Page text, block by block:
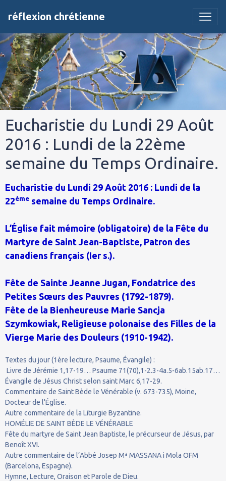
réflexion chrétienne
Eucharistie du Lundi 29 Août
2016 : Lundi de la 22ème
semaine du Temps Ordinaire.
Eucharistie du Lundi 29 Août 2016 : Lundi de la
22ème semaine du Temps Ordinaire.
L’Église fait mémoire (obligatoire) de la Fête du
Martyre de Saint Jean-Baptiste, Patron des
canadiens français (Ier s.).
Fête de Sainte Jeanne Jugan, Fondatrice des
Petites Sœurs des Pauvres (1792-1879).
Fête de la Bienheureuse Marie Sancja
Szymkowiak, Religieuse polonaise des Filles de la
Vierge Marie des Douleurs (1910-1942).
Textes du jour (1ère lecture, Psaume, Évangile) :
Livre de Jérémie 1,17-19… Psaume 71(70),1-2.3-4a.5-6ab.15ab.17…
Évangile de Jésus Christ selon saint Marc 6,17-29.
Commentaire de Saint Bède le Vénérable (v. 673-735), Moine,
Docteur de l'Église.
Autre commentaire de la Liturgie Byzantine.
HOMÉLIE DE SAINT BÈDE LE VÉNÉRABLE
Fête du martyre de Saint Jean Baptiste, le précurseur de Jésus, par
Benoît XVI.
Autre commentaire de l’Abbé Josep Mª MASSANA i Mola OFM
(Barcelona, Espagne).
Hymne, Lecture, Oraison et Parole de Dieu.